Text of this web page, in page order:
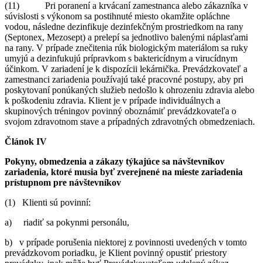
(11) Pri poranení a krvácaní zamestnanca alebo zákazníka v
súvislosti s výkonom sa postihnuté miesto okamžite opláchne
vodou, následne dezinfikuje dezinfekčným prostriedkom na rany
(Septonex, Mezosept) a prelepí sa jednotlivo balenými náplasťami
na rany. V prípade znečitenia rúk biologickým materiálom sa ruky
umyjú a dezinfukujú prípravkom s baktericídnym a virucídnym
účinkom. V zariadení je k dispozícii lekárnička. Prevádzkovateľ a
zamestnanci zariadenia používajú také pracovné postupy, aby pri
poskytovaní ponúkaných služieb nedošlo k ohrozeniu zdravia alebo
k poškodeniu zdravia. Klient je v prípade individuálnych a
skupinových tréningov povinný oboznámiť prevádzkovateľa o
svojom zdravotnom stave a prípadných zdravotných obmedzeniach.
Článok IV
Pokyny, obmedzenia a zákazy týkajúce sa návštevníkov
zariadenia, ktoré musia byť zverejnené na mieste zariadenia
prístupnom pre návštevníkov
(1) Klienti sú povinní:
a) riadiť sa pokynmi personálu,
b) v prípade porušenia niektorej z povinnosti uvedených v tomto
prevádzkovom poriadku, je Klient povinný opustiť priestory